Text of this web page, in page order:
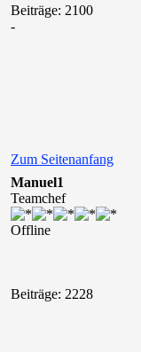
Beiträge: 2100
-
Zum Seitenanfang
Manuel1
Teamchef
Offline
Beiträge: 2228